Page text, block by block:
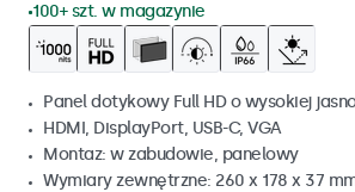
100+ szt. w magazynie
Panel dotykowy Full HD o wysokiej
HDMI, DisplayPort, USB-C, VGA
Montaz: w zabudowie, panelowy
Wymiary zewnętrzne: 260 x 178 x 37